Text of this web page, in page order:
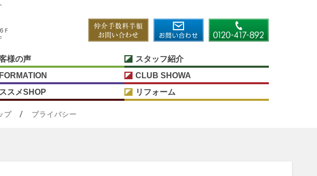
Ｆ
様の声
スタッフ紹介
CLUB SHOWA
スメSHOP リフォーム
プ プライバシー